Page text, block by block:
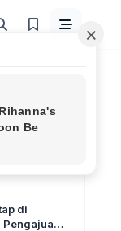
2026
Berbasis
di